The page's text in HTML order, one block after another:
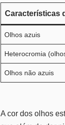
Características
Olhos azuis
Heterocromia
Olhos não azuis
A cor dos olhos